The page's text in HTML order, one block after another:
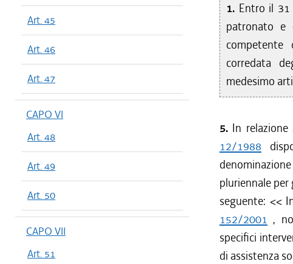
Art. 45
Art. 46
Art. 47
CAPO VI
Art. 48
Art. 49
Art. 50
CAPO VII
Art. 51
1. Entro il
patronato e
corredata
medesimo
5. In
12/1988
pluriennale
seguente: <<
152/2001 ,
specifici
di assistenza